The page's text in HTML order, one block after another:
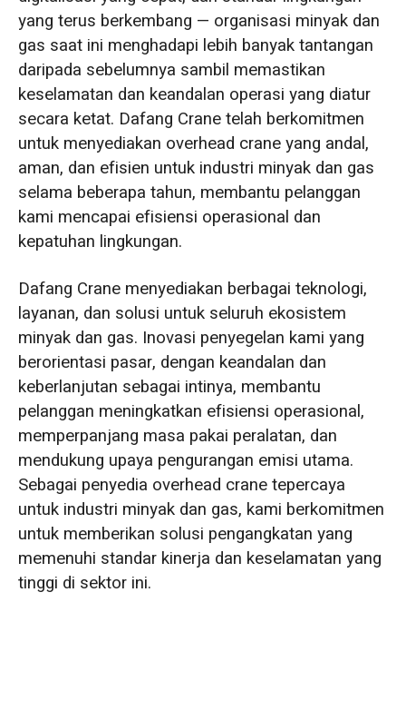
yang terus berkembang — organisasi minyak dan
gas saat ini menghadapi lebih banyak tantangan
daripada sebelumnya sambil memastikan
keselamatan dan keandalan operasi yang diatur
secara ketat. Dafang Crane telah berkomitmen
untuk menyediakan overhead crane yang andal,
aman, dan efisien untuk industri minyak dan gas
selama beberapa tahun, membantu pelanggan
kami mencapai efisiensi operasional dan
kepatuhan lingkungan.
Dafang Crane menyediakan berbagai teknologi,
layanan, dan solusi untuk seluruh ekosistem
minyak dan gas. Inovasi penyegelan kami yang
berorientasi pasar, dengan keandalan dan
keberlanjutan sebagai intinya, membantu
pelanggan meningkatkan efisiensi operasional,
memperpanjang masa pakai peralatan, dan
mendukung upaya pengurangan emisi utama.
Sebagai penyedia overhead crane tepercaya
untuk industri minyak dan gas, kami berkomitmen
untuk memberikan solusi pengangkatan yang
memenuhi standar kinerja dan keselamatan yang
tinggi di sektor ini.